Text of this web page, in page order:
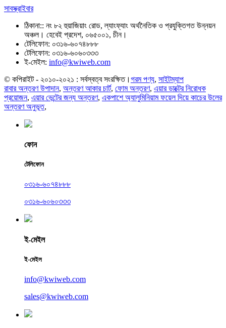
সাবস্ক্রাইবার
ঠিকানা:: নং ৮২ হুয়াজিয়াং রোড, ল্যাংফ্যাং অর্থনৈতিক ও প্রযুক্তিগত উন্নয়ন
অঞ্চল। হেবেই প্রদেশ, ০৬৫০০১, চীন।
টেলিফোন: ০৩১৬-৬০৭৪৮৮৮
টেলিফোন: ০৩১৬-৬০৬০৩৩৩
ই-মেইল: info@kwiweb.com
© কপিরাইট - ২০১০-২০২১ : সর্বস্বত্ব সংরক্ষিত। গরম পণ্য, সাইটম্যাপ
রাবার অন্তরণ উপাদান, অন্তরণ আকার চার্ট, ফোম অন্তরণ, এয়ার ডাক্টের নিরোধক
প্রয়োজন, এয়ার ভেন্টের জন্য অন্তরণ, একপাশে অ্যালুমিনিয়াম ফয়েল দিয়ে কাচের উলের
অন্তরণ অনুভূত,
ফোন
টেলিফোন
০৩১৬-৬০৭৪৮৮৮
০৩১৬-৬০৬০৩৩৩
ই-মেইল
ই-মেইল
info@kwiweb.com
sales@kwiweb.com